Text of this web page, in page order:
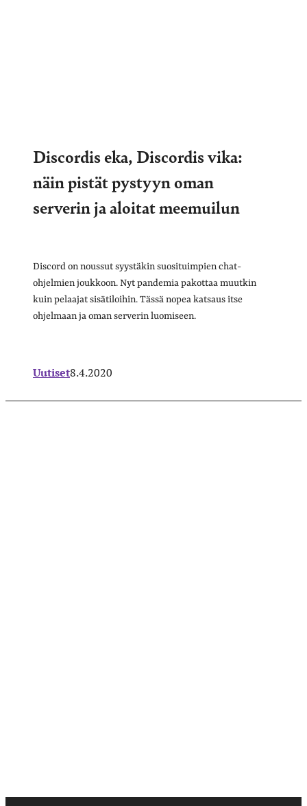
Discordis eka, Discordis vika:
näin pistät pystyyn oman
serverin ja aloitat meemuilun
Discord on noussut syystäkin suosituimpien chat-
ohjelmien joukkoon. Nyt pandemia pakottaa muutkin
kuin pelaajat sisätiloihin. Tässä nopea katsaus itse
ohjelmaan ja oman serverin luomiseen.
Uutiset8.4.2020